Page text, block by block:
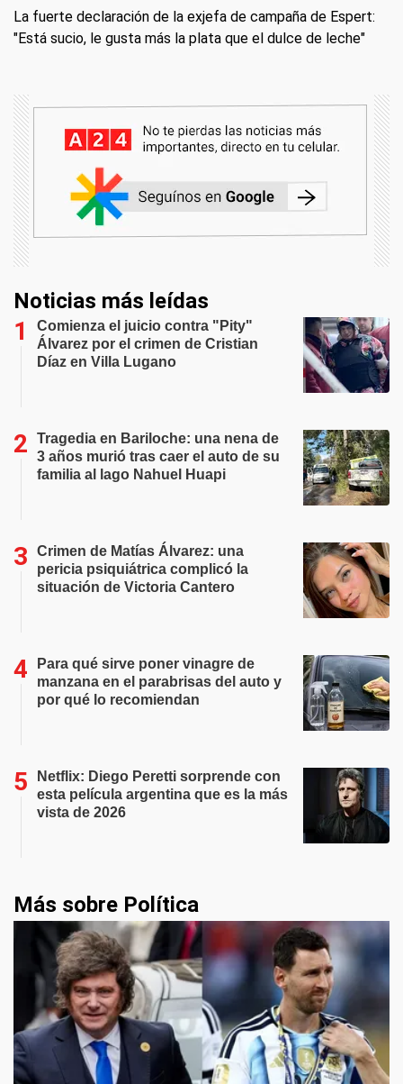
La fuerte declaración de la exjefa de campaña de Espert:
"Está sucio, le gusta más la plata que el dulce de leche"
Noticias más leídas
Comienza el juicio contra "Pity"
Álvarez por el crimen de Cristian
Díaz en Villa Lugano
Tragedia en Bariloche: una nena de
3 años murió tras caer el auto de su
familia al lago Nahuel Huapi
Crimen de Matías Álvarez: una
pericia psiquiátrica complicó la
situación de Victoria Cantero
Para qué sirve poner vinagre de
manzana en el parabrisas del auto y
por qué lo recomiendan
Netflix: Diego Peretti sorprende con
esta película argentina que es la más
vista de 2026
Más sobre Política